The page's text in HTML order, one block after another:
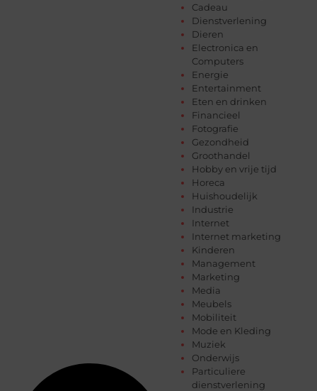
Cadeau
Dienstverlening
Dieren
Electronica en
Computers
Energie
Entertainment
Eten en drinken
Financieel
Fotografie
Gezondheid
Groothandel
Hobby en vrije tijd
Horeca
Huishoudelijk
Industrie
Internet
Internet marketing
Kinderen
Management
Marketing
Media
Meubels
Mobiliteit
Mode en Kleding
Muziek
Onderwijs
Particuliere
dienstverlening